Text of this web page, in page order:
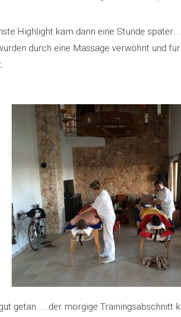
Highlight kam dann eine Stunde
durch eine Massage verwöhnt und
getan……der morgige Trainingsabschnitt